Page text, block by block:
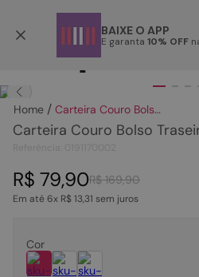
BAIXE O APP
E garanta 10% OFF
Carteira Couro Bolso Traseiro - PRETA
Carteira Couro Bolso
R$ 169,90
R$ 79,90
Em até6x R$13,31 sem juros
Cor
1
2º
tenis
4º
rasteira
5º
sandalia
bolsa